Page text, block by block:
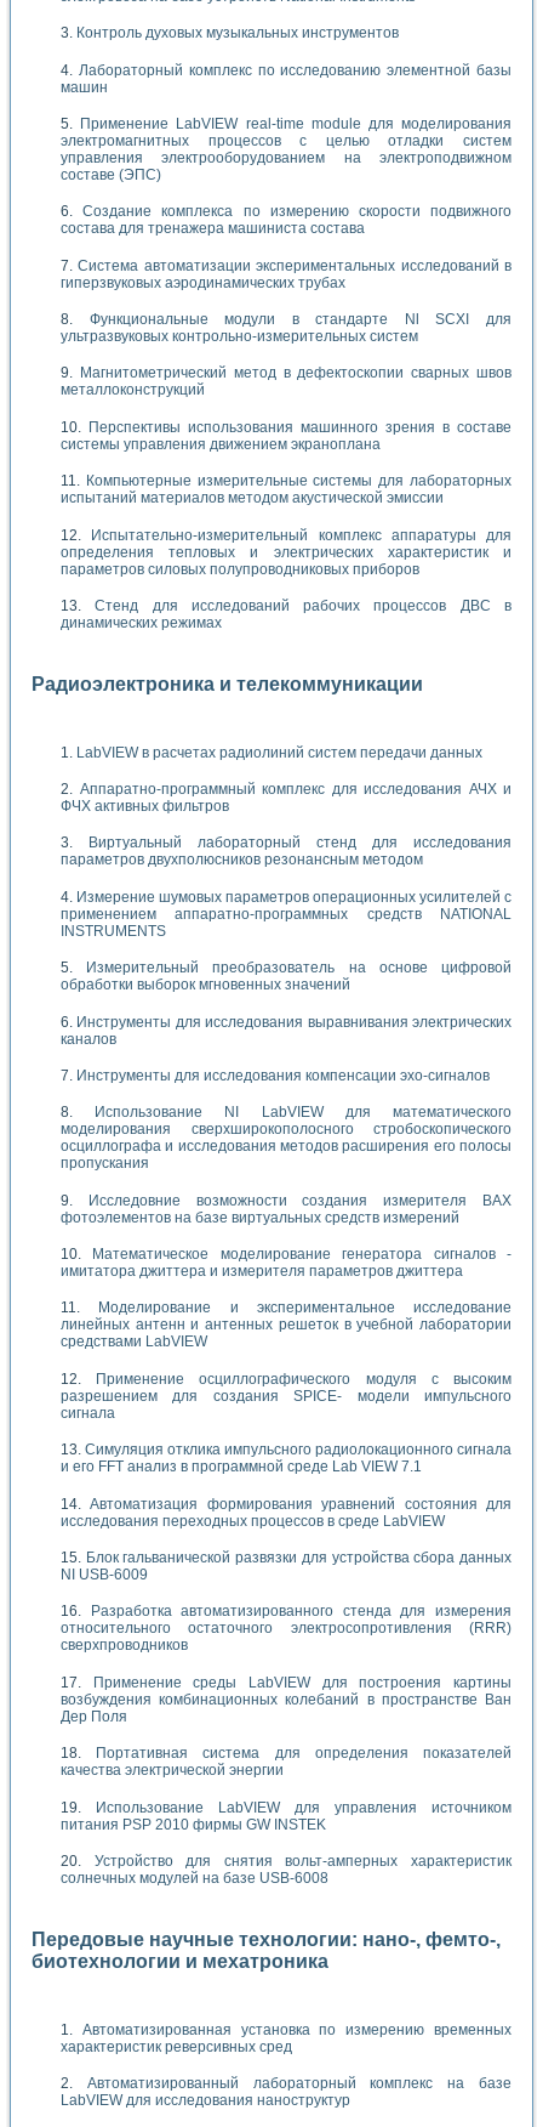
Контроль духовых музыкальных инструментов
Лабораторный комплекс по исследованию элементной базы
машин
Применение LabVIEW real-time module для моделирования
электромагнитных процессов с целью отладки систем
управления электрооборудованием на электроподвижном
составе (ЭПС)
Создание комплекса по измерению скорости подвижного
состава для тренажера машиниста состава
Система автоматизации экспериментальных исследований в
гиперзвуковых аэродинамических трубах
Функциональные модули в стандарте Nl SCXI для
ультразвуковых контрольно-измерительных систем
Магнитометрический метод в дефектоскопии сварных швов
металлоконструкций
Перспективы использования машинного зрения в составе
системы управления движением экраноплана
Компьютерные измерительные системы для лабораторных
испытаний материалов методом акустической эмиссии
Испытательно-измерительный комплекс аппаратуры для
определения тепловых и электрических характеристик и
параметров силовых полупроводниковых приборов
Стенд для исследований рабочих процессов ДВС в
динамических режимах
Радиоэлектроника и телекоммуникации
LabVIEW в расчетах радиолиний систем передачи данных
Аппаратно-программный комплекс для исследования АЧХ и
ФЧХ активных фильтров
Виртуальный лабораторный стенд для исследования
параметров двухполюсников резонансным методом
Измерение шумовых параметров операционных усилителей с
применением аппаратно-программных средств NATIONAL
INSTRUMENTS
Измерительный преобразователь на основе цифровой
обработки выборок мгновенных значений
Инструменты для исследования выравнивания электрических
каналов
Инструменты для исследования компенсации эхо-сигналов
Использование NI LabVIEW для математического
моделирования сверхширокополосного стробоскопического
осциллографа и исследования методов расширения его полосы
пропускания
Исследовние возможности создания измерителя ВАХ
фотоэлементов на базе виртуальных средств измерений
Математическое моделирование генератора сигналов -
имитатора джиттера и измерителя параметров джиттера
Моделирование и экспериментальное исследование
линейных антенн и антенных решеток в учебной лаборатории
средствами LabVIEW
Применение осциллографического модуля с высоким
разрешением для создания SPICE- модели импульсного
сигнала
Симуляция отклика импульсного радиолокационного сигнала
и его FFT анализ в программной среде Lab VIEW 7.1
Автоматизация формирования уравнений состояния для
исследования переходных процессов в среде LabVIEW
Блок гальванической развязки для устройства сбора данных
NI USB-6009
Разработка автоматизированного стенда для измерения
относительного остаточного электросопротивления (RRR)
сверхпроводников
Применение среды LabVIEW для построения картины
возбуждения комбинационных колебаний в пространстве Ван
Дер Поля
Портативная система для определения показателей
качества электрической энергии
Использование LabVIEW для управления источником
питания PSP 2010 фирмы GW INSTEK
Устройство для снятия вольт-амперных характеристик
солнечных модулей на базе USB-6008
Передовые научные технологии: нано-, фемто-,
биотехнологии и мехатроника
Автоматизированная установка по измерению временных
характеристик реверсивных сред
Автоматизированный лабораторный комплекс на базе
LabVIEW для исследования наноструктур